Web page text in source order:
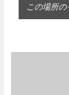
この場所